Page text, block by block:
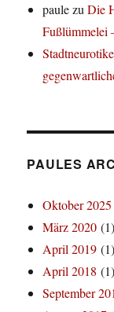
paulezuDie
Fußlümmelei
PAULES
Oktober 2025
März 2020 (1)
April 2019 (1)
April 2018 (1)
September